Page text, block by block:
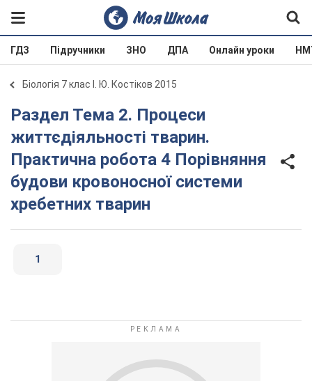
ГДЗ Підручники ЗНО ДПА Онлайн уроки
Біологія 7 клас І. Ю. Костіков 2015
Раздел Тема 2. Процеси
життєдіяльності тварин.
Практична робота 4 Порівняння
будови кровоносної системи
хребетних тварин
1